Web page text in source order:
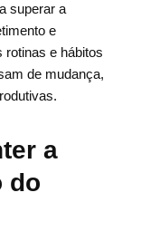
superar a
e
rotinas e hábitos
de mudança,
a
do